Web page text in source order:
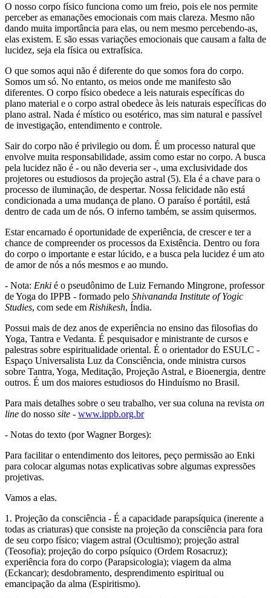
O nosso corpo físico funciona como um freio, pois ele nos permite
perceber as emanações emocionais com mais clareza. Mesmo não
dando muita importância para elas, ou nem mesmo percebendo-as,
elas existem. E são essas variações emocionais que causam a falta de
lucidez, seja ela física ou extrafísica.
O que somos aqui não é diferente do que somos fora do corpo.
Somos um só. No entanto, os meios onde me manifesto são
diferentes. O corpo físico obedece a leis naturais específicas do
plano material e o corpo astral obedece às leis naturais específicas do
plano astral. Nada é místico ou esotérico, mas sim natural e passível
de investigação, entendimento e controle.
Sair do corpo não é privilegio ou dom. É um processo natural que
envolve muita responsabilidade, assim como estar no corpo. A busca
pela lucidez não é - ou não deveria ser -, uma exclusividade dos
projetores ou estudiosos da projeção astral (5). Ela é a chave para o
processo de iluminação, de despertar. Nossa felicidade não está
condicionada a uma mudança de plano. O paraíso é portátil, está
dentro de cada um de nós. O inferno também, se assim quisermos.
Estar encarnado é oportunidade de experiência, de crescer e ter a
chance de compreender os processos da Existência. Dentro ou fora
do corpo o importante e estar lúcido, e a busca pela lucidez é um ato
de amor de nós a nós mesmos e ao mundo.
- Nota: Enki é o pseudônimo de Luiz Fernando Mingrone, professor
de Yoga do IPPB - formado pelo Shivananda Institute of Yogic
Studies, com sede em Rishikesh, Índia.
Possui mais de dez anos de experiência no ensino das filosofias do
Yoga, Tantra e Vedanta. É pesquisador e ministrante de cursos e
palestras sobre espiritualidade oriental. É o orientador do ESULC -
Espaço Universalista Luz da Consciência, onde ministra cursos
sobre Tantra, Yoga, Meditação, Projeção Astral, e Bioenergia, dentre
outros. É um dos maiores estudiosos do Hinduísmo no Brasil.
Para mais detalhes sobre o seu trabalho, ver sua coluna na revista on
line do nosso site - www.ippb.org.br
- Notas do texto (por Wagner Borges):
Para facilitar o entendimento dos leitores, peço permissão ao Enki
para colocar algumas notas explicativas sobre algumas expressões
projetivas.
Vamos a elas.
1. Projeção da consciência - É a capacidade parapsíquica (inerente a
todas as criaturas) que consiste na projeção da consciência para fora
de seu corpo físico; viagem astral (Ocultismo); projeção astral
(Teosofia); projeção do corpo psíquico (Ordem Rosacruz);
experiência fora do corpo (Parapsicologia); viagem da alma
(Eckancar); desdobramento, desprendimento espiritual ou
emancipação da alma (Espiritismo).